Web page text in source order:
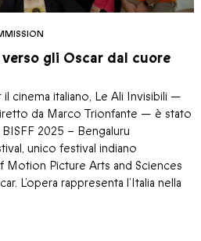
gli Oscar dal cuore
cinema italiano, Le Ali Invisibili —
da Marco Trionfante — è stato
2025 – Bengaluru
unico festival indiano
Motion Picture Arts and Sciences
L’opera rappresenta l’Italia nella